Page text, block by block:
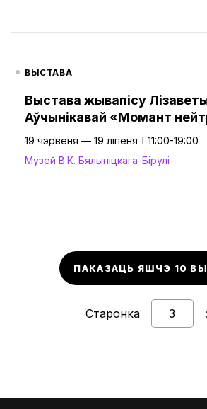
ВЫСТАВА
Выстава жывапісу
Аўчынікавай «Момант
19 чэрвеня — 19 ліпеня
11:00-19:00
Музей В.К. Бялыніцкага-Бірулі
ПАКАЗАЦЬ ЯШЧЭ 10
Старонка